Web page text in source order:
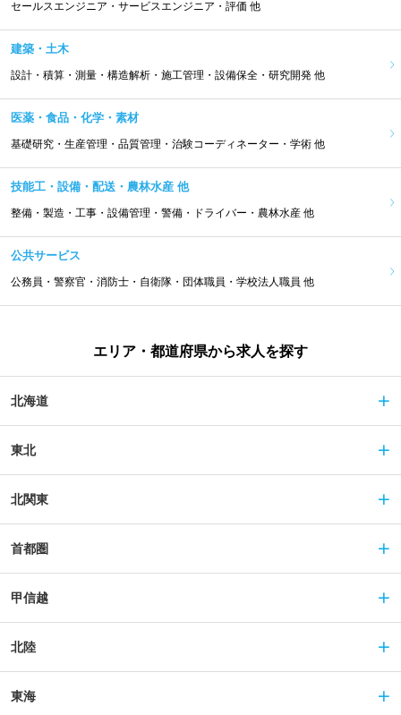
セールスエンジニア・サービスエンジニア・評価 他
建築・土木
設計・積算・測量・構造解析・施工管理・設備保全・研究開発 他
医薬・食品・化学・素材
基礎研究・生産管理・品質管理・治験コーディネーター・学術 他
技能工・設備・配送・農林水産 他
整備・製造・工事・設備管理・警備・ドライバー・農林水産 他
公共サービス
公務員・警察官・消防士・自衛隊・団体職員・学校法人職員 他
エリア・都道府県から求人を探す
北海道
東北
北関東
首都圏
甲信越
北陸
東海